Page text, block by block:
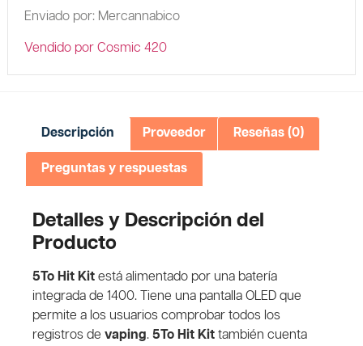
Enviado por: Mercannabico
Vendido por Cosmic 420
Descripción Proveedor Reseñas (0)
Preguntas y respuestas
Detalles y Descripción del
Producto
5To Hit Kit está alimentado por una batería
integrada de 1400. Tiene una pantalla OLED que
permite a los usuarios comprobar todos los
registros de vaping. 5To Hit Kit también cuenta